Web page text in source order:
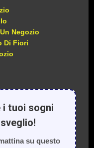
Negozio
Di Fiori
i tuoi sogni
su questo